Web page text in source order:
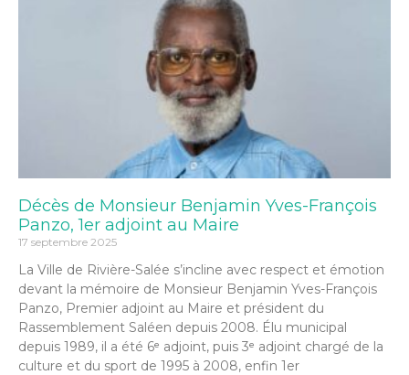
Décès de Monsieur Benjamin Yves-François
Panzo, 1er adjoint au Maire
17 septembre 2025
La Ville de Rivière-Salée s’incline avec respect et émotion
devant la mémoire de Monsieur Benjamin Yves-François
Panzo, Premier adjoint au Maire et président du
Rassemblement Saléen depuis 2008. Élu municipal
depuis 1989, il a été 6ᵉ adjoint, puis 3ᵉ adjoint chargé de la
culture et du sport de 1995 à 2008, enfin 1er